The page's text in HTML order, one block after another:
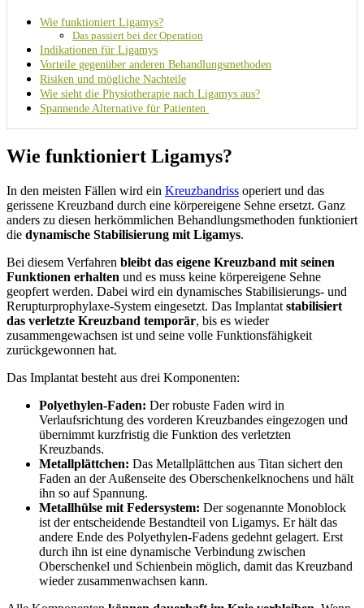
Wie funktioniert Ligamys?
Das passiert bei der Operation
Indikationen für Ligamys
Vorteile gegenüber anderen Behandlungsmethoden
Risiken und mögliche Nachteile
Wie sieht die Physiotherapie nach Ligamys aus?
Spannende Alternative für Patienten
Wie funktioniert Ligamys?
In den meisten Fällen wird ein Kreuzbandriss operiert und das
gerissene Kreuzband durch eine körpereigene Sehne ersetzt. Ganz
anders zu diesen herkömmlichen Behandlungsmethoden funktioniert
die dynamische Stabilisierung mit Ligamys.
Bei diesem Verfahren bleibt das eigene Kreuzband mit seinen
Funktionen erhalten und es muss keine körpereigene Sehne
geopfert werden. Dabei wird ein dynamisches Stabilisierungs- und
Rerupturprophylaxe-System eingesetzt. Das Implantat stabilisiert
das verletzte Kreuzband temporär, bis es wieder
zusammengewachsen ist und seine volle Funktionsfähigkeit
zurückgewonnen hat.
Das Implantat besteht aus drei Komponenten:
Polyethylen-Faden: Der robuste Faden wird in
Verlaufsrichtung des vorderen Kreuzbandes eingezogen und
übernimmt kurzfristig die Funktion des verletzten
Kreuzbands.
Metallplättchen: Das Metallplättchen aus Titan sichert den
Faden an der Außenseite des Oberschenkelknochens und hält
ihn so auf Spannung.
Metallhülse mit Federsystem: Der sogenannte Monoblock
ist der entscheidende Bestandteil von Ligamys. Er hält das
andere Ende des Polyethylen-Fadens gedehnt gelagert. Erst
durch ihn ist eine dynamische Verbindung zwischen
Oberschenkel und Schienbein möglich, damit das Kreuzband
wieder zusammenwachsen kann.